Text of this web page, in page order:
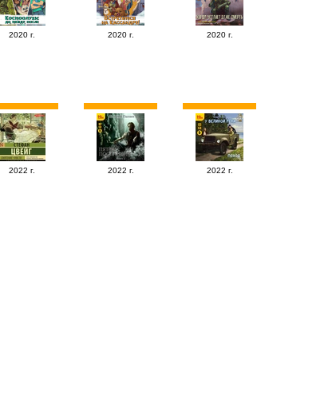
2020 г. 2020 г. 2020 г.
2022 г. 2022 г. 2022 г.